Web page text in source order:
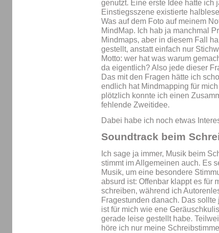
genutzt. Eine erste Idee hatte ich
Einstiegsszene existierte
Was auf dem Foto auf meinem
MindMap. Ich hab ja manchmal
Mindmaps, aber in diesem Fall
gestellt, anstatt einfach nur
Motto: wer hat was warum
da eigentlich? Also jede dieser
Das mit den Fragen hätte ich
endlich hat Mindmapping für
plötzlich konnte ich einen
fehlende Zweitidee.
Dabei habe ich noch etwas
Soundtrack beim
Ich sage ja immer, Musik beim
stimmt im Allgemeinen auch. Es
Musik, um eine besondere
absurd ist: Offenbar klappt es für
schreiben, während ich
Fragestunden danach. Das
ist für mich wie ene
gerade leise gestellt habe.
höre ich nur meine